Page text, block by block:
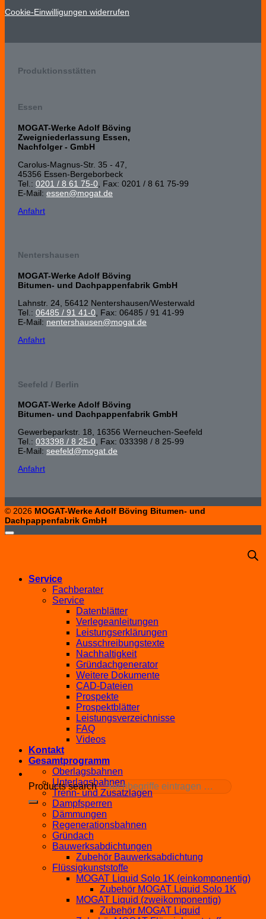
Cookie-Einwilligungen widerrufen
Produktionsstätten
Essen
MOGAT-Werke Adolf Böving
Zweigniederlassung Essen,
Nachfolger - GmbH
Carolus-Magnus-Str. 35 - 47,
45356 Essen-Bergeborbeck
Tel.: 0201 / 8 61 75-0 , Fax: 0201 / 8 61 75-99
E-Mail: essen@mogat.de
Anfahrt
Nentershausen
MOGAT-Werke Adolf Böving
Bitumen- und Dachpappenfabrik GmbH
Lahnstr. 24, 56412 Nenters­hausen/Wester­wald
Tel.: 06485 / 91 41-0 , Fax: 06485 / 91 41-99
E-Mail: nentershausen@mogat.de
Anfahrt
Seefeld / Berlin
MOGAT-Werke Adolf Böving
Bitumen- und Dachpappenfabrik GmbH
Gewerbeparkstr. 18, 16356 Werneuchen-Seefeld
Tel.: 033398 / 8 25-0, Fax: 033398 / 8 25-99
E-Mail: seefeld@mogat.de
Anfahrt
© 2026 MOGAT-Werke Adolf Böving Bitumen- und
Dachpappenfabrik GmbH
Products search
Service
Fachberater
Service
Datenblätter
Verlegeanleitungen
Leistungserklärungen
Ausschreibungstexte
Nachhaltigkeit
Gründachgenerator
Weitere Dokumente
CAD-Dateien
Prospekte
Prospektblätter
Leistungsverzeichnisse
FAQ
Videos
Kontakt
Gesamtprogramm
Oberlagsbahnen
Unterlagsbahnen
Trenn- und Zusatzlagen
Dampfsperren
Dämmungen
Regenerationsbahnen
Gründach
Bauwerksabdichtungen
Zubehör Bauwerksabdichtung
Flüssigkunststoffe
MOGAT Liquid Solo 1K (einkomponentig)
Zubehör MOGAT Liquid Solo 1K
MOGAT Liquid (zweikomponentig)
Zubehör MOGAT Liquid